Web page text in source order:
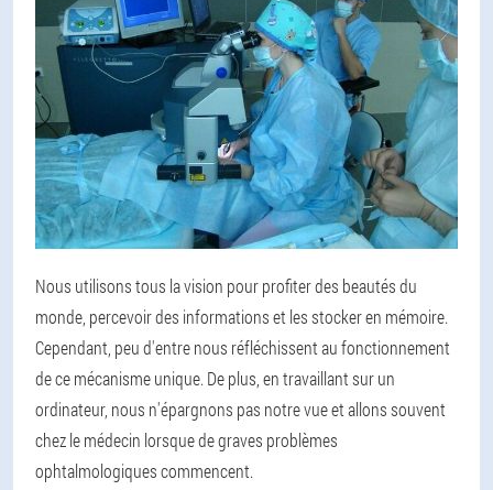
Nous utilisons tous la vision pour profiter des beautés du
monde, percevoir des informations et les stocker en mémoire.
Cependant, peu d'entre nous réfléchissent au fonctionnement
de ce mécanisme unique. De plus, en travaillant sur un
ordinateur, nous n'épargnons pas notre vue et allons souvent
chez le médecin lorsque de graves problèmes
ophtalmologiques commencent.